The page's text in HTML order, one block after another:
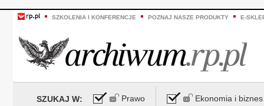
SZKOLENIA I KONFERENCJE POZNAJ NASZE PRODUKTY E-
SZUKAJ W: Prawo Ekonomia i biznes